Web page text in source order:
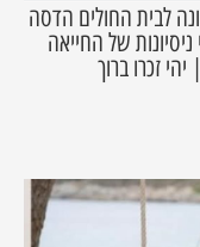
לבית החולים הדסה
של החייאה
זכרו ברוך